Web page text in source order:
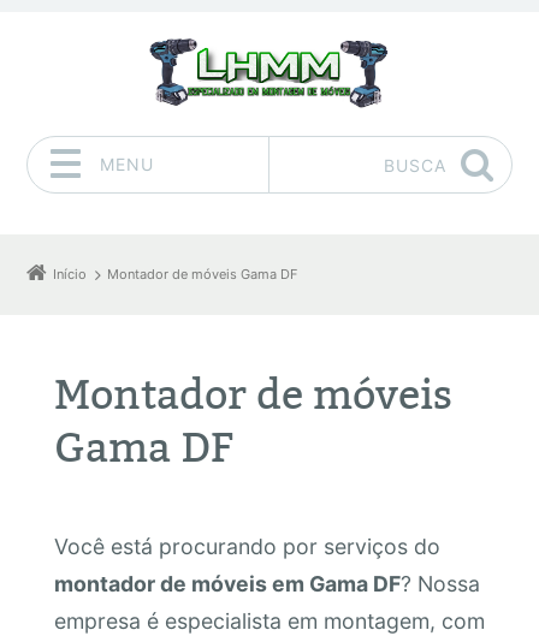
MENU BUSCA
Início Montador de móveis Gama DF
Montador de móveis
Gama DF
Você está procurando por serviços do
montador de móveis em Gama DF? Nossa
empresa é especialista em montagem, com